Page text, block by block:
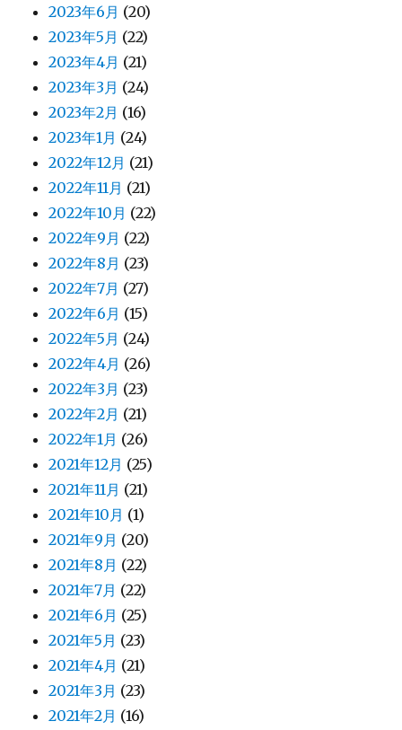
2023年6月 (20)
2023年5月 (22)
2023年4月 (21)
2023年3月 (24)
2023年2月 (16)
2023年1月 (24)
2022年12月 (21)
2022年11月 (21)
2022年10月 (22)
2022年9月 (22)
2022年8月 (23)
2022年7月 (27)
2022年6月 (15)
2022年5月 (24)
2022年4月 (26)
2022年3月 (23)
2022年2月 (21)
2022年1月 (26)
2021年12月 (25)
2021年11月 (21)
2021年10月 (1)
2021年9月 (20)
2021年8月 (22)
2021年7月 (22)
2021年6月 (25)
2021年5月 (23)
2021年4月 (21)
2021年3月 (23)
2021年2月 (16)